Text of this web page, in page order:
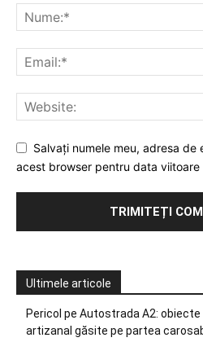
Salvați numele meu, adresa de
acest browser pentru data viitoare
Ultimele articole
Pericol pe Autostrada A2:
artizanal găsite pe partea